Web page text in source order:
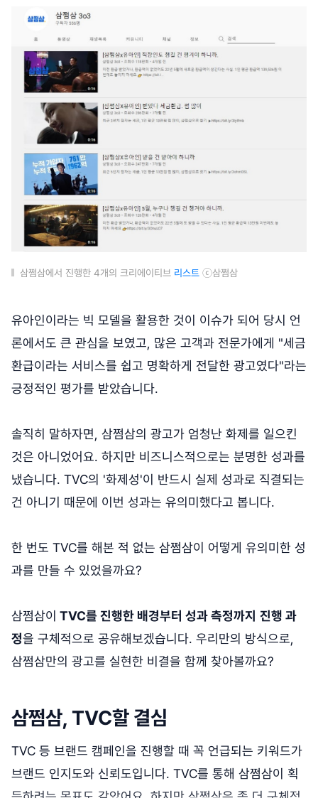
삼쩜삼에서 진행한 4개의 크리에이티브 리스트 ⓒ삼쩜삼
유아인이라는 빅 모델을 활용한 것이 이슈가 되어 당시 언
론에서도 큰 관심을 보였고, 많은 고객과 전문가에게 "세금
환급이라는 서비스를 쉽고 명확하게 전달한 광고였다"라는
긍정적인 평가를 받았습니다.
솔직히 말하자면, 삼쩜삼의 광고가 엄청난 화제를 일으킨
것은 아니었어요. 하지만 비즈니스적으로는 분명한 성과를
냈습니다. TVC의 '화제성'이 반드시 실제 성과로 직결되는
건 아니기 때문에 이번 성과는 유의미했다고 봅니다.
한 번도 TVC를 해본 적 없는 삼쩜삼이 어떻게 유의미한 성
과를 만들 수 있었을까요?
삼쩜삼이 TVC를 진행한 배경부터 성과 측정까지 진행 과
정을 구체적으로 공유해보겠습니다. 우리만의 방식으로,
삼쩜삼만의 광고를 실현한 비결을 함께 찾아볼까요?
삼쩜삼, TVC할 결심
TVC 등 브랜드 캠페인을 진행할 때 꼭 언급되는 키워드가
브랜드 인지도와 신뢰도입니다. TVC를 통해 삼쩜삼이 획